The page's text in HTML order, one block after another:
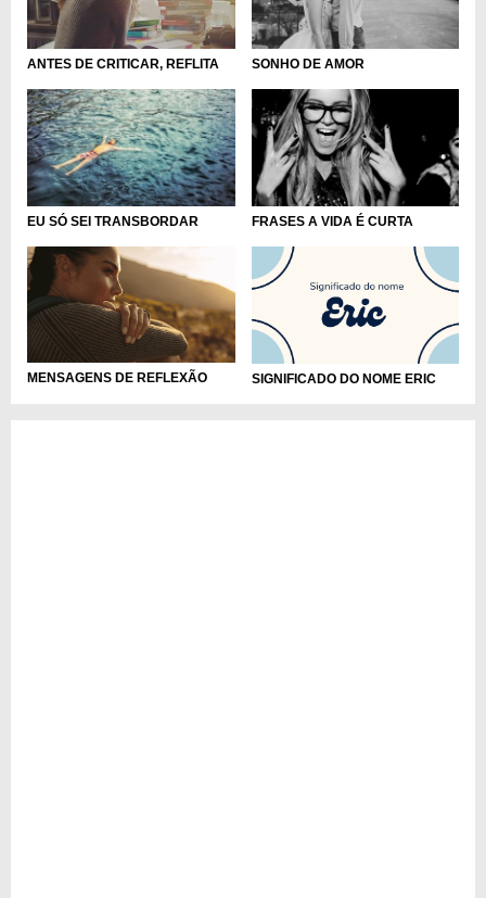
ANTES DE CRITICAR, REFLITA SONHO DE AMOR
EU SÓ SEI TRANSBORDAR FRASES A VIDA É CURTA
MENSAGENS DE REFLEXÃO SIGNIFICADO DO NOME ERIC